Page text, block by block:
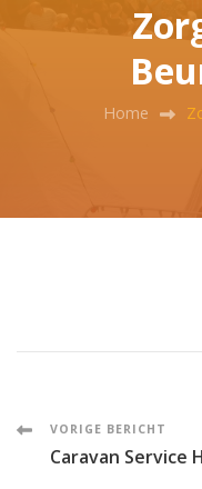
Home
Post
VORIGE BERICHT
Caravan Service